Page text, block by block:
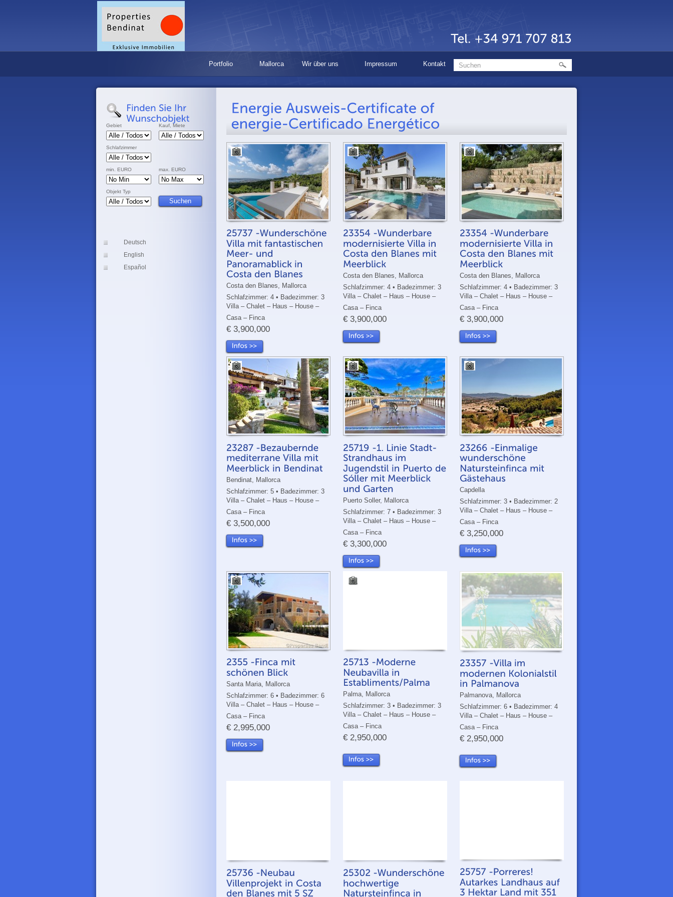
Portfolio Mallorca Wir über uns Impressum Kontakt
Gebiet Kauf, Miete
Schlafzimmer
min. EURO max. EURO
Objekt Typ
Deutsch
English
Español
Costa den Blanes, Mallorca
Schlafzimmer: 4 • Badezimmer: 3
Villa – Chalet – Haus – House –
Casa – Finca
€ 3,900,000
Costa den Blanes, Mallorca
Schlafzimmer: 4 • Badezimmer: 3
Villa – Chalet – Haus – House –
Casa – Finca
€ 3,900,000
Costa den Blanes, Mallorca
Schlafzimmer: 4 • Badezimmer: 3
Villa – Chalet – Haus – House –
Casa – Finca
€ 3,900,000
Bendinat, Mallorca
Schlafzimmer: 5 • Badezimmer: 3
Villa – Chalet – Haus – House –
Casa – Finca
€ 3,500,000
Puerto Soller, Mallorca
Schlafzimmer: 7 • Badezimmer: 3
Villa – Chalet – Haus – House –
Casa – Finca
€ 3,300,000
Capdella
Schlafzimmer: 3 • Badezimmer: 2
Villa – Chalet – Haus – House –
Casa – Finca
€ 3,250,000
Santa Maria, Mallorca
Schlafzimmer: 6 • Badezimmer: 6
Villa – Chalet – Haus – House –
Casa – Finca
€ 2,995,000
Palma, Mallorca
Schlafzimmer: 3 • Badezimmer: 3
Villa – Chalet – Haus – House –
Casa – Finca
€ 2,950,000
Palmanova, Mallorca
Schlafzimmer: 6 • Badezimmer: 4
Villa – Chalet – Haus – House –
Casa – Finca
€ 2,950,000